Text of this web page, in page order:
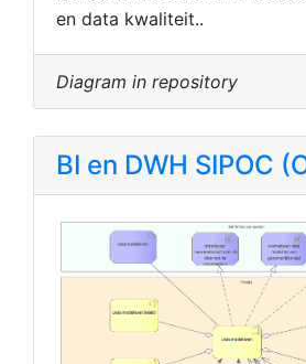
en data kwaliteit..
Diagram in repository
BI en DWH SIPOC